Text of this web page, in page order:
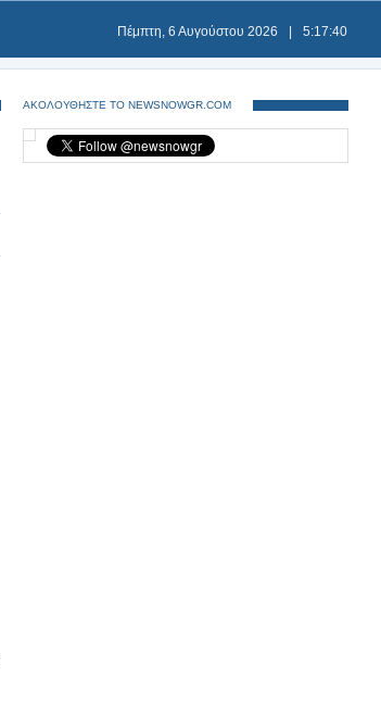
Πέμπτη, 6 Αυγούστου 2026 5:17:41
ΑΚΟΛΟΥΘΗΣΤΕ ΤΟ NEWSNOWGR.COM